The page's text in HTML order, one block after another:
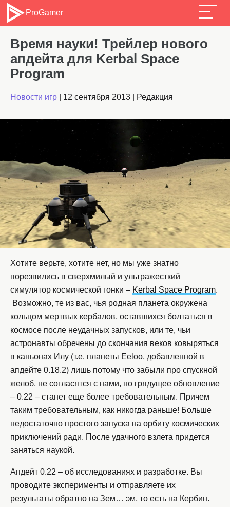
ProGamer
Время науки! Трейлер нового
апдейта для Kerbal Space
Program
Новости игр 12 сентября 2013 Редакция
Хотите верьте, хотите нет, но мы уже знатно
порезвились в сверхмилый и ультражесткий
симулятор космической гонки – Kerbal Space Program.
Возможно, те из вас, чья родная планета окружена
кольцом мертвых кербалов, оставшихся болтаться в
космосе после неудачных запусков, или те, чьи
астронавты обречены до скончания веков ковыряться
в каньонах Илу (т.е. планеты Eeloo, добавленной в
апдейте 0.18.2) лишь потому что забыли про спускной
желоб, не согласятся с нами, но грядущее обновление
– 0.22 – станет еще более требовательным. Причем
таким требовательным, как никогда раньше! Больше
недостаточно простого запуска на орбиту космических
приключений ради. После удачного взлета придется
заняться наукой.
Апдейт 0.22 – об исследованиях и разработке. Вы
проводите эксперименты и отправляете их
результаты обратно на Зем… эм, то есть на Кербин.